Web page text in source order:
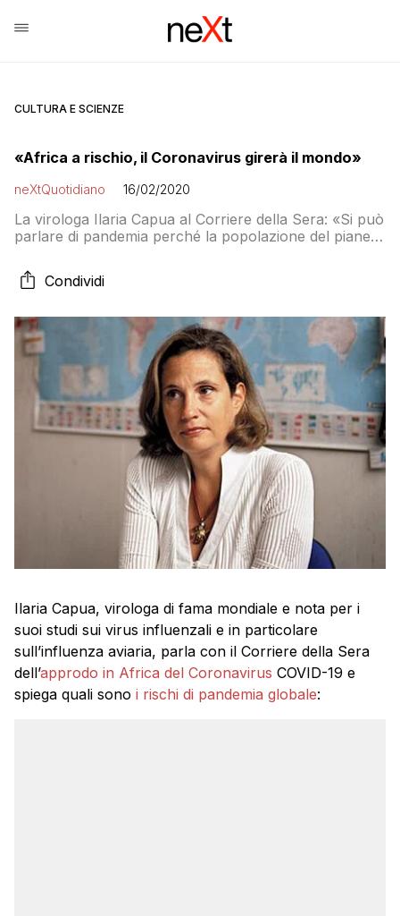
CULTURA E SCIENZE
«Africa a rischio, il Coronavirus girerà il mondo»
neXtQuotidiano 16/02/2020
La virologa Ilaria Capua al Corriere della Sera: «Si può
parlare di pandemia perché la popolazione del pianeta
Condividi
Ilaria Capua, virologa di fama mondiale e nota per i
suoi studi sui virus influenzali e in particolare
sull’influenza aviaria, parla con il Corriere della Sera
dell’approdo in Africa del Coronavirus COVID-19 e
spiega quali sono i rischi di pandemia globale: